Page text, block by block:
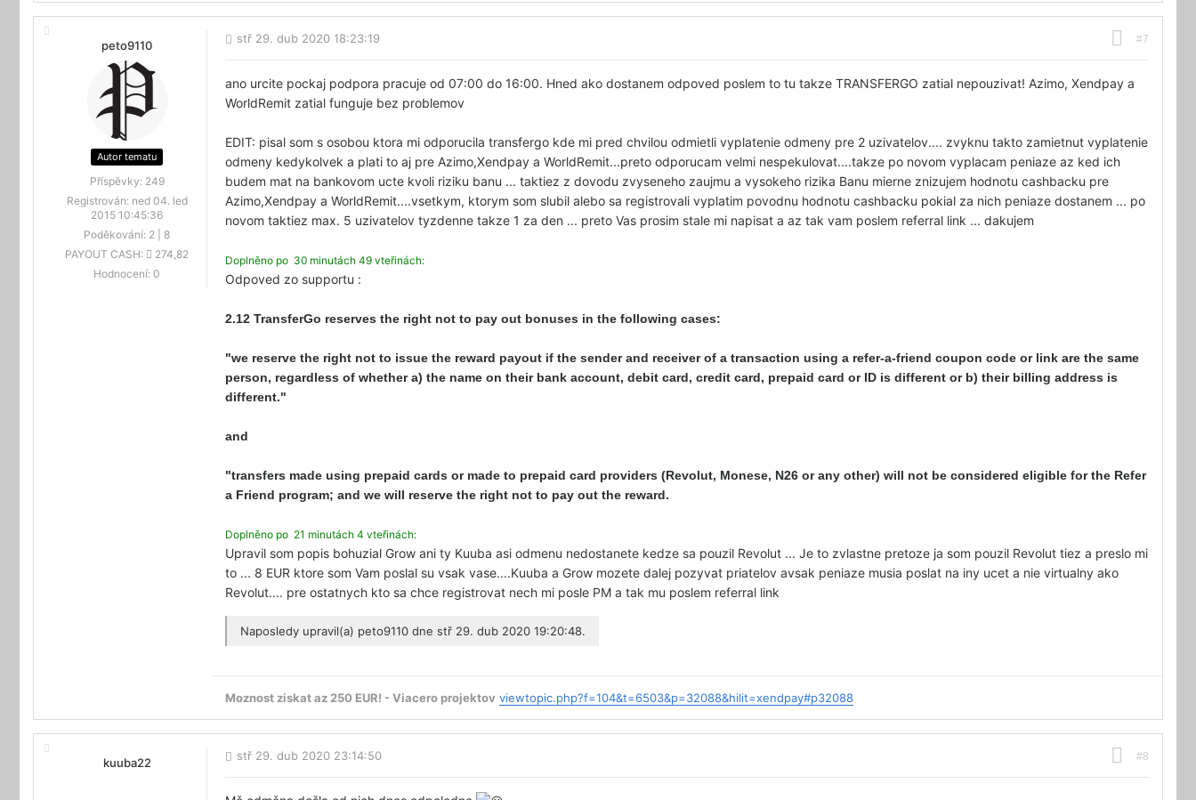
peto9110
Autor tematu
Příspěvky: 249
Registrován: ned 04. led
2015 10:45:36
Poděkování: 2
8
PAYOUT CASH:
274,82
Hodnocení: 0
#7
stř 29. dub 2020 18:23:19
ano urcite pockaj podpora pracuje od 07:00 do 16:00. Hned ako dostanem odpoved poslem to tu takze TRANSFERGO zatial nepouzivat! Azimo, Xendpay a
WorldRemit zatial funguje bez problemov
EDIT: pisal som s osobou ktora mi odporucila transfergo kde mi pred chvilou odmietli vyplatenie odmeny pre 2 uzivatelov.... zvyknu takto zamietnut vyplatenie
odmeny kedykolvek a plati to aj pre Azimo,Xendpay a WorldRemit...preto odporucam velmi nespekulovat....takze po novom vyplacam peniaze az ked ich
budem mat na bankovom ucte kvoli riziku banu ... taktiez z dovodu zvyseneho zaujmu a vysokeho rizika Banu mierne znizujem hodnotu cashbacku pre
Azimo,Xendpay a WorldRemit....vsetkym, ktorym som slubil alebo sa registrovali vyplatim povodnu hodnotu cashbacku pokial za nich peniaze dostanem ... po
novom taktiez max. 5 uzivatelov tyzdenne takze 1 za den ... preto Vas prosim stale mi napisat a az tak vam poslem referral link ... dakujem
Doplněno po 30 minutách 49 vteřinách:
Odpoved zo supportu :
2.12 TransferGo reserves the right not to pay out bonuses in the following cases:
"we reserve the right not to issue the reward payout if the sender and receiver of a transaction using a refer-a-friend coupon code or link are the same
person, regardless of whether a) the name on their bank account, debit card, credit card, prepaid card or ID is different or b) their billing address is
different."
and
"transfers made using prepaid cards or made to prepaid card providers (Revolut, Monese, N26 or any other) will not be considered eligible for the Refer
a Friend program; and we will reserve the right not to pay out the reward.
Doplněno po 21 minutách 4 vteřinách:
Upravil som popis bohuzial Grow ani ty Kuuba asi odmenu nedostanete kedze sa pouzil Revolut ... Je to zvlastne pretoze ja som pouzil Revolut tiez a preslo mi
to ... 8 EUR ktore som Vam poslal su vsak vase....Kuuba a Grow mozete dalej pozyvat priatelov avsak peniaze musia poslat na iny ucet a nie virtualny ako
Revolut.... pre ostatnych kto sa chce registrovat nech mi posle PM a tak mu poslem referral link
Naposledy upravil(a) peto9110 dne stř 29. dub 2020 19:20:48.
Moznost ziskat az 250 EUR! - Viacero projektov viewtopic.php?f=104&t=6503&p=32088&hilit=xendpay#p32088
kuuba22 #8
stř 29. dub 2020 23:14:50